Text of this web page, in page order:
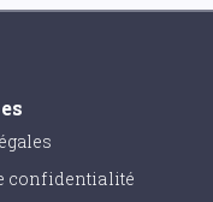
confidentialité